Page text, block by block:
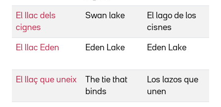
El llac dels
cignes
Swan lake
El lago de los
cisnes
El llac Eden Eden Lake Eden Lake
El llaç que uneix
The tie that
binds
Los lazos que
unen